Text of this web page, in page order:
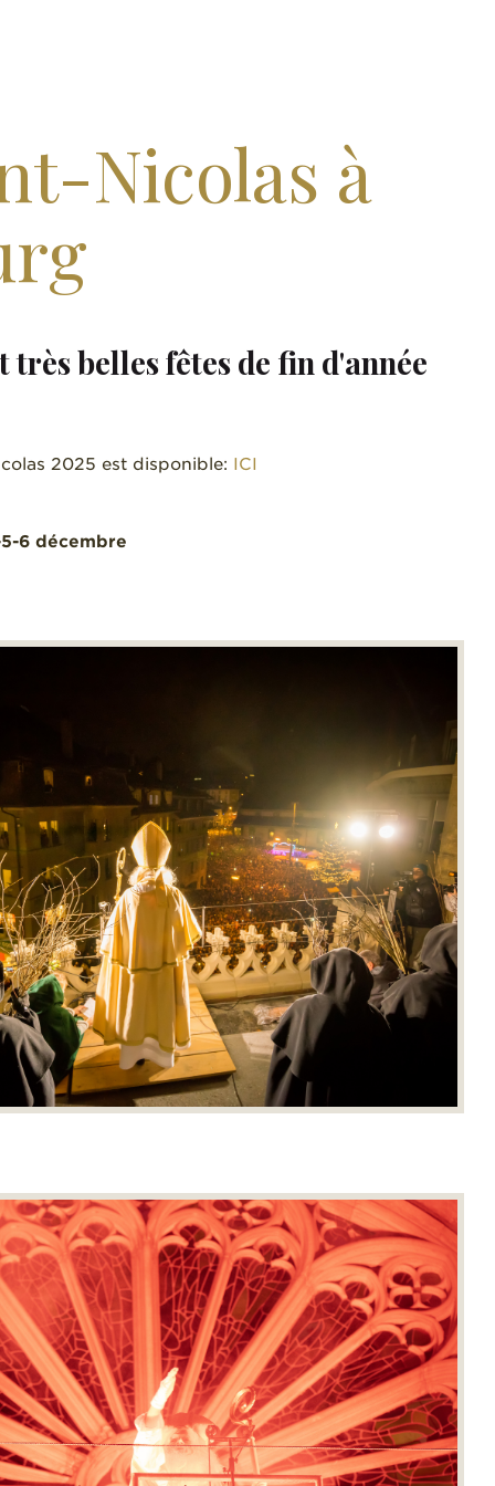
Nicolas à
très belles fêtes de fin d'année
2025 est disponible: ICI
6 décembre